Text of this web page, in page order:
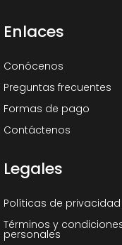
Enlaces
Conócenos
Preguntas frecuentes
Formas de pago
Contáctenos
Legales
Políticas de
Términos y
personales